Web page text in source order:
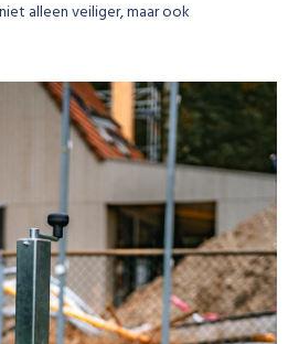
alleen veiliger, maar ook